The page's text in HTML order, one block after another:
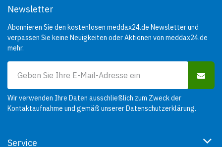
Service
Newsletter
Abonnieren Sie den kostenlosen meddax24.de Newsletter und
verpassen Sie keine Neuigkeiten oder Aktionen von meddax24.de
mehr.
Wir verwenden Ihre Daten ausschließlich zum Zweck der
Kontaktaufnahme und gemäß unsererDatenschutzerklärung.